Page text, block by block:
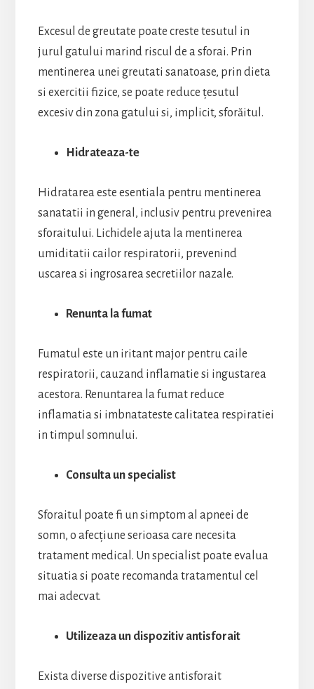
Excesul de greutate poate creste tesutul in
jurul gatului marind riscul de a sforai. Prin
mentinerea unei greutati sanatoase, prin dieta
si exercitii fizice, se poate reduce țesutul
excesiv din zona gatului si, implicit, sforăitul.
Hidrateaza-te
Hidratarea este esentiala pentru mentinerea
sanatatii in general, inclusiv pentru prevenirea
sforaitului. Lichidele ajuta la mentinerea
umiditatii cailor respiratorii, prevenind
uscarea si ingrosarea secretiilor nazale.
Renunta la fumat
Fumatul este un iritant major pentru caile
respiratorii, cauzand inflamatie si ingustarea
acestora. Renuntarea la fumat reduce
inflamatia si imbnatateste calitatea respiratiei
in timpul somnului.
Consulta un specialist
Sforaitul poate fi un simptom al apneei de
somn, o afecțiune serioasa care necesita
tratament medical. Un specialist poate evalua
situatia si poate recomanda tratamentul cel
mai adecvat.
Utilizeaza un dispozitiv antisforait
Exista diverse dispozitive antisforait